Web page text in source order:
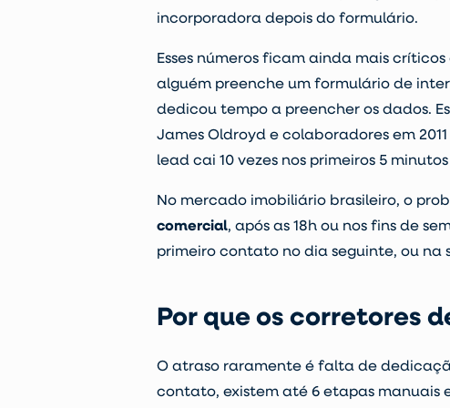
incorporadora depois do formulário.
Esses números ficam ainda mais
alguém preenche um formulário de
dedicou tempo a preencher os dados.
James Oldroyd e colaboradores em
lead cai 10 vezes nos primeiros 5
No mercado imobiliário brasileiro, o
comercial, após as 18h ou nos fins de
primeiro contato no dia seguinte, ou
Por que os corretores
O atraso raramente é falta de
contato, existem até 6 etapas